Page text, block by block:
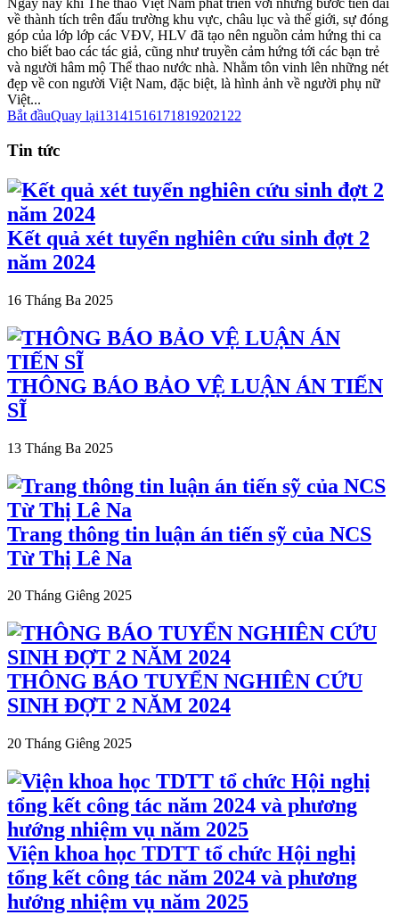
Ngày nay khi Thể thao Việt Nam phát triển với những bước tiến dài
về thành tích trên đấu trường khu vực, châu lục và thế giới, sự đóng
góp của lớp lớp các VĐV, HLV đã tạo nên nguồn cảm hứng thi ca
cho biết bao các tác giả, cũng như truyền cảm hứng tới các bạn trẻ
và người hâm mộ Thể thao nước nhà. Nhằm tôn vinh lên những nét
đẹp về con người Việt Nam, đặc biệt, là hình ảnh về người phụ nữ
Việt...
Bắt đầuQuay lại131415161718192021 22
Tin tức
Kết quả xét tuyển nghiên cứu sinh đợt 2
năm 2024
16 Tháng Ba 2025
THÔNG BÁO BẢO VỆ LUẬN ÁN TIẾN
SĨ
13 Tháng Ba 2025
Trang thông tin luận án tiến sỹ của NCS
Từ Thị Lê Na
20 Tháng Giêng 2025
THÔNG BÁO TUYỂN NGHIÊN CỨU
SINH ĐỢT 2 NĂM 2024
20 Tháng Giêng 2025
Viện khoa học TDTT tổ chức Hội nghị
tổng kết công tác năm 2024 và phương
hướng nhiệm vụ năm 2025